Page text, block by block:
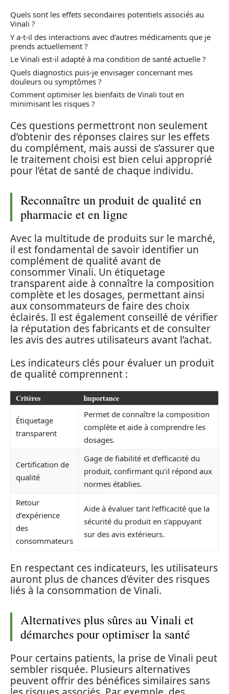
Quels sont les effets secondaires potentiels associés au
Vinali ?
Y a-t-il des interactions avec d’autres médicaments que je
prends actuellement ?
Le Vinali est-il adapté à ma condition de santé actuelle ?
Quels diagnostics puis-je envisager concernant mes
douleurs ou symptômes ?
Comment optimiser les bienfaits de Vinali tout en
minimisant les risques ?
Ces questions permettront non seulement
d’obtenir des réponses claires sur les effets
du complément, mais aussi de s’assurer que
le traitement choisi est bien celui approprié
pour l’état de santé de chaque individu.
Reconnaître un produit de qualité en
pharmacie et en ligne
Avec la multitude de produits sur le marché,
il est fondamental de savoir identifier un
complément de qualité avant de
consommer Vinali. Un étiquetage
transparent aide à connaître la composition
complète et les dosages, permettant ainsi
aux consommateurs de faire des choix
éclairés. Il est également conseillé de vérifier
la réputation des fabricants et de consulter
les avis des autres utilisateurs avant l’achat.
Les indicateurs clés pour évaluer un produit
de qualité comprennent :
Critères Importance
Étiquetage
transparent
Permet de connaître la composition
complète et aide à comprendre les
dosages.
Certification de
qualité
Gage de fiabilité et d’efficacité du
produit, confirmant qu’il répond aux
normes établies.
Retour
d’expérience
des
consommateurs
Aide à évaluer tant l’efficacité que la
sécurité du produit en s’appuyant
sur des avis extérieurs.
En respectant ces indicateurs, les utilisateurs
auront plus de chances d’éviter des risques
liés à la consommation de Vinali.
Alternatives plus sûres au Vinali et
démarches pour optimiser la santé
Pour certains patients, la prise de Vinali peut
sembler risquée. Plusieurs alternatives
peuvent offrir des bénéfices similaires sans